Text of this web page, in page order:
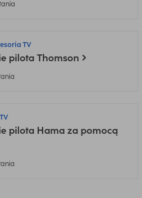
TV
pilota Thomson
pilota Hama za pomocą